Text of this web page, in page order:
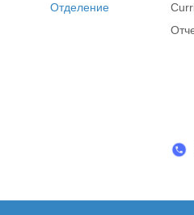
Отделение